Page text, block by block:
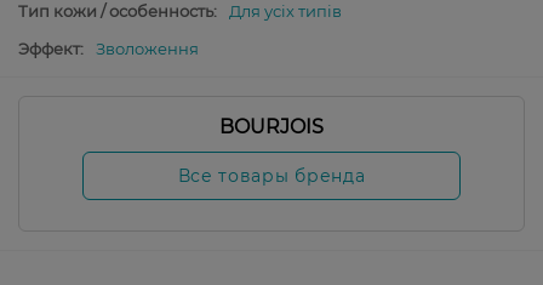
Тип кожи / особенность:
Для усіх типів
Эффект:
Зволоження
BOURJOIS
Все товары бренда